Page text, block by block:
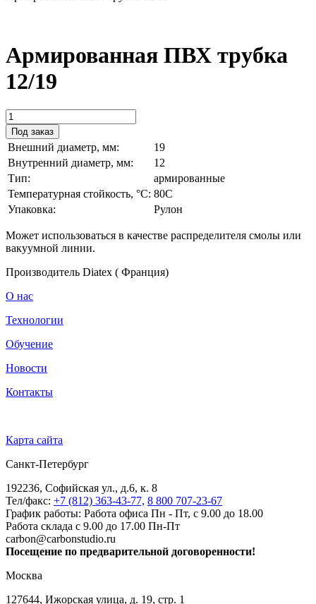
Армированная ПВХ трубка
12/19
Под заказ
Внешний диаметр, мм:
19
Внутренний диаметр, мм:
12
Тип:
армированные
Температурная стойкость, °C: 80С
Упаковка:
Рулон
Может использоваться в качестве распределителя смолы или
вакуумной линии.
Производитель Diatex ( Франция)
О нас
Технологии
Обучение
Новости
Контакты
Карта сайта
Санкт-Петербург
192236, Софийская ул., д.6, к. 8
Тел/факс: +7 (812) 363-43-77, 8 800 707-23-67
График работы: Работа офиса Пн - Пт, с 9.00 до 18.00
Работа склада с 9.00 до 17.00 Пн-Пт
carbon@carbonstudio.ru
Посещение по предварительной договоренности!
Москва
127644, Ижорская улица, д. 19, стр. 1